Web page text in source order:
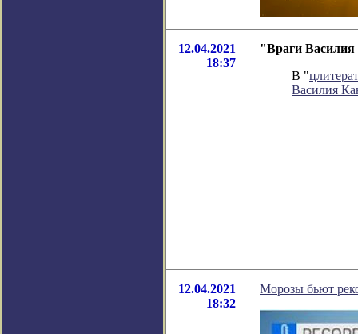
12.04.2021
18:37
"Враги Василия
В "
Василия
12.04.2021
18:32
Морозы бьют